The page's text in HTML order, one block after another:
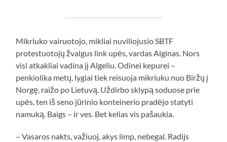
Mikriuko vairuotojo, mikliai nuviliojusio SBTF
protestuotojų žvalgus link upės, vardas Alginas. Nors
visi atkakliai vadina jį Algeliu. Odinei kepurei –
penkiolika metų, lygiai tiek reisuoja mikriuku nuo Biržų į
Norgę, raižo po Lietuvą. Uždirbo sklypą soduose prie
upės, ten iš seno jūrinio konteinerio pradėjo statyti
namuką. Baigs – ir ves. Bet kelias vis pašaukia.
– Vasaros nakts, važiuoj, akys limp, nebegal. Radijs